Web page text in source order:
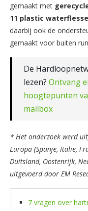
gemaakt met
11 plastic
daarbij ook de
gemaakt voor buiten
De
lezen? Ontvang
hoogtepunten
mailbox
* Het onderzoek werd
Europa (Spanje, Italië,
Duitsland, Oostenrijk,
uitgevoerd door EM
7 vragen over